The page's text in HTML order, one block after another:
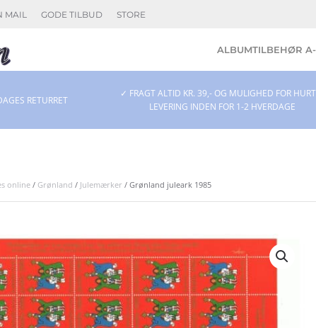
MAIL GODE TILBUD STORE
ALBUMTILBEHØR
RETURRET
✓ FRAGT ALTID KR. 39,- OG MULIGHED FOR
LEVERING INDEN FOR 1-2 HVERDAGE
online / Grønland / Julemærker / Grønland juleark 1985